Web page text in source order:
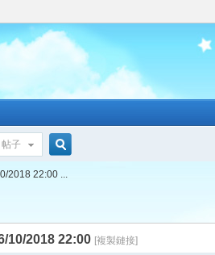
帖子
索
2018 22:00 ...
10/2018 22:00 [複製鏈接]